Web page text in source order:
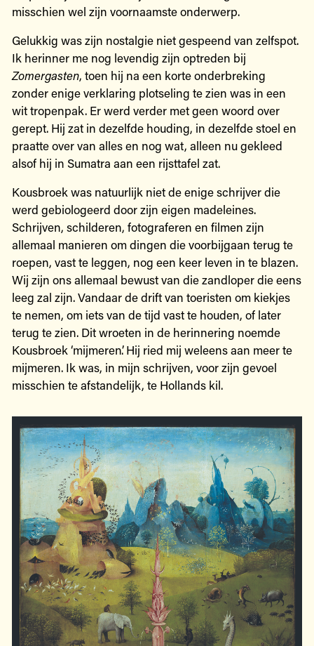
misschien wel zijn voornaamste onderwerp.
Gelukkig was zijn nostalgie niet gespeend van zelfspot.
Ik herinner me nog levendig zijn optreden bij
Zomergasten, toen hij na een korte onderbreking
zonder enige verklaring plotseling te zien was in een
wit tropenpak. Er werd verder met geen woord over
gerept. Hij zat in dezelfde houding, in dezelfde stoel en
praatte over van alles en nog wat, alleen nu gekleed
alsof hij in Sumatra aan een rijsttafel zat.
Kousbroek was natuurlijk niet de enige schrijver die
werd gebiologeerd door zijn eigen madeleines.
Schrijven, schilderen, fotograferen en filmen zijn
allemaal manieren om dingen die voorbijgaan terug te
roepen, vast te leggen, nog een keer leven in te blazen.
Wij zijn ons allemaal bewust van die zandloper die eens
leeg zal zijn. Vandaar de drift van toeristen om kiekjes
te nemen, om iets van de tijd vast te houden, of later
terug te zien. Dit wroeten in de herinnering noemde
Kousbroek ‘mijmeren’. Hij ried mij weleens aan meer te
mijmeren. Ik was, in mijn schrijven, voor zijn gevoel
misschien te afstandelijk, te Hollands kil.